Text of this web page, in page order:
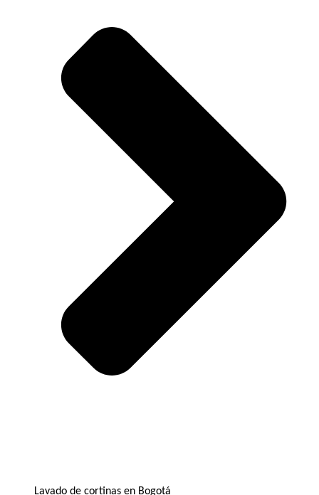
Lavado de cortinas en Bogotá